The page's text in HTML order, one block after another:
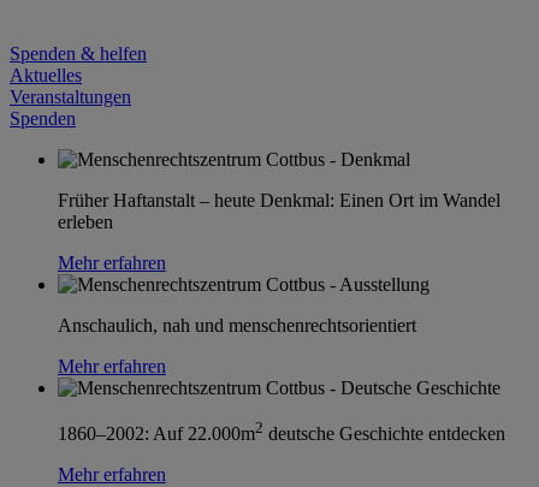
Spenden & helfen
Aktuelles
Veranstaltungen
Spenden
Früher Haftanstalt – heute Denkmal: Einen Ort im Wandel
erleben
Mehr erfahren
Anschaulich, nah und menschenrechtsorientiert
Mehr erfahren
1860–2002: Auf 22.000m2 deutsche Geschichte entdecken
Mehr erfahren